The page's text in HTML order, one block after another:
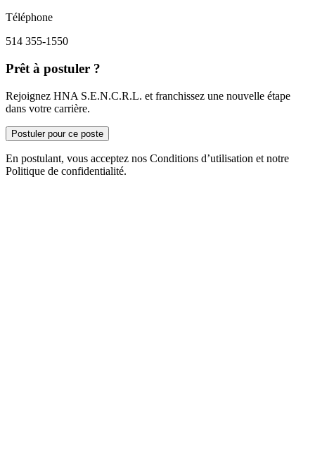
Téléphone
514 355-1550
Prêt à postuler ?
Rejoignez HNA S.E.N.C.R.L. et franchissez une nouvelle étape
dans votre carrière.
Postuler pour ce poste
En postulant, vous acceptez nos Conditions d’utilisation et notre
Politique de confidentialité.